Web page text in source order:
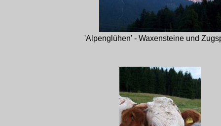
'Alpenglühen' - Waxensteine und